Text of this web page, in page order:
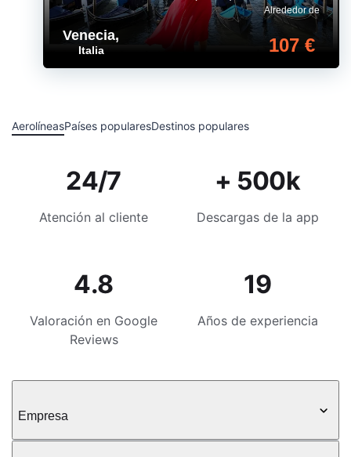
Venecia,
Italia
Alrededor de
107 €
AerolíneasPaíses popularesDestinos populares
24/7
Atención al cliente
+ 500k
Descargas de la app
4.8
Valoración en Google
Reviews
19
Años de experiencia
Empresa